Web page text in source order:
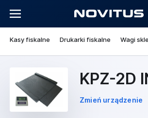
Kasy fiskalne Drukarki fiskalne Wagi
KPZ-2D
Zmień urządzenie